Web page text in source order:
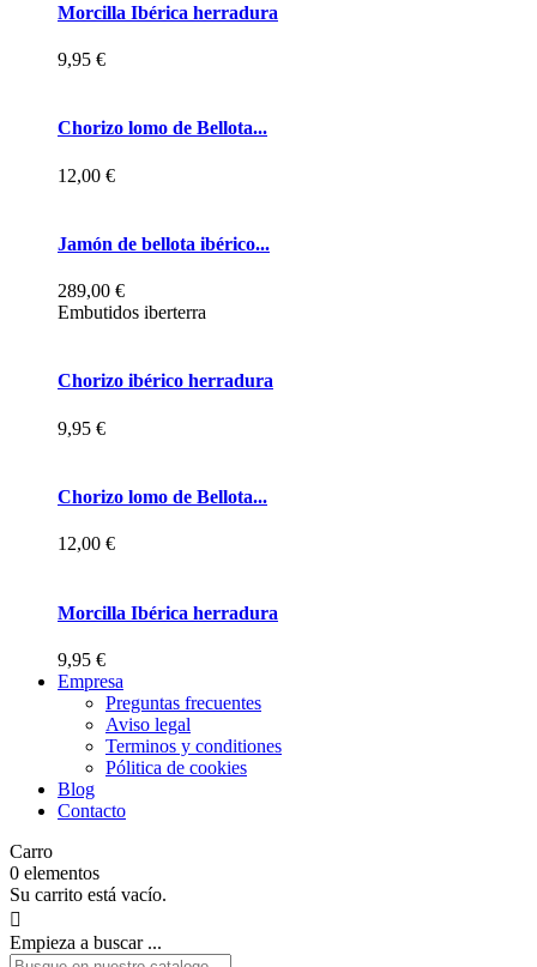
Morcilla Ibérica herradura
9,95 €
Chorizo lomo de Bellota...
12,00 €
Jamón de bellota ibérico...
289,00 €
Embutidos iberterra
Chorizo ibérico herradura
9,95 €
Chorizo lomo de Bellota...
12,00 €
Morcilla Ibérica herradura
9,95 €
Empresa
Preguntas frecuentes
Aviso legal
Terminos y conditiones
Pólitica de cookies
Blog
Contacto
Carro
0 elementos
Su carrito está vacío.

Empieza a buscar ...